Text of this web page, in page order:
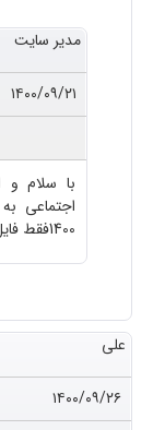
مدیر سایت
۱۴۰۰/۰۹/۲۱
با سلام و
اجتماعی
1400فقط فایل PDF این مجله به فروش خواهد رسید.
علی
۱۴۰۰/۰۹/۲۶